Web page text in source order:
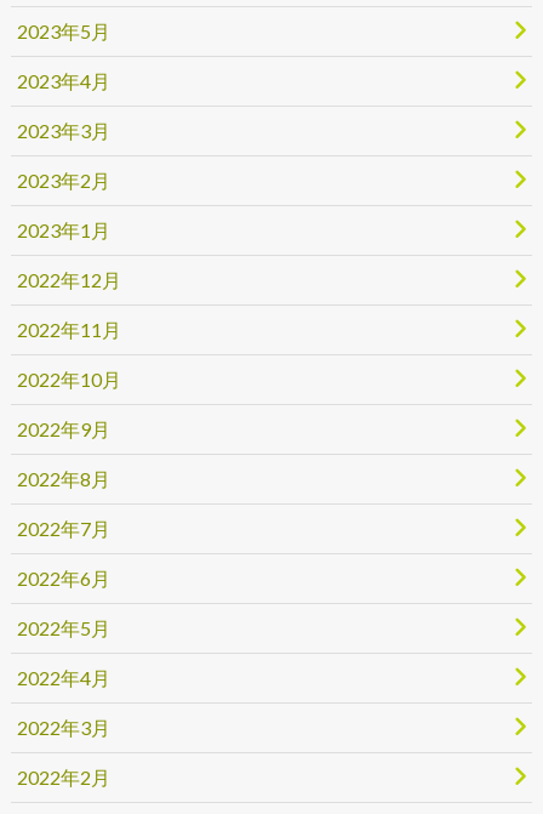
2023年5月
2023年4月
2023年3月
2023年2月
2023年1月
2022年12月
2022年11月
2022年10月
2022年9月
2022年8月
2022年7月
2022年6月
2022年5月
2022年4月
2022年3月
2022年2月